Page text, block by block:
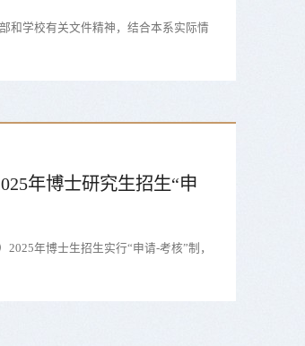
和学校有关文件精神，结合本系实际情
年博士研究生招生“申
年博士生招生实行“申请-考核”制，